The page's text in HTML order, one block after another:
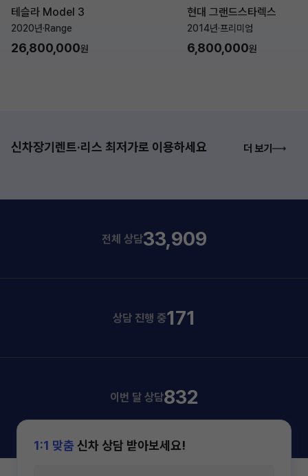
테슬라 Model 3
2020년·Range
26,800,000원
현대 그랜드스타렉스
2014년·프리미엄
6,800,000원
신차장기렌트·리스 최저가로 이용하세요 더 보기
전체 상담33,909
상담 진행 중171
이번 달 상담832
1:1 맞춤 신차 상담 받아보세요!